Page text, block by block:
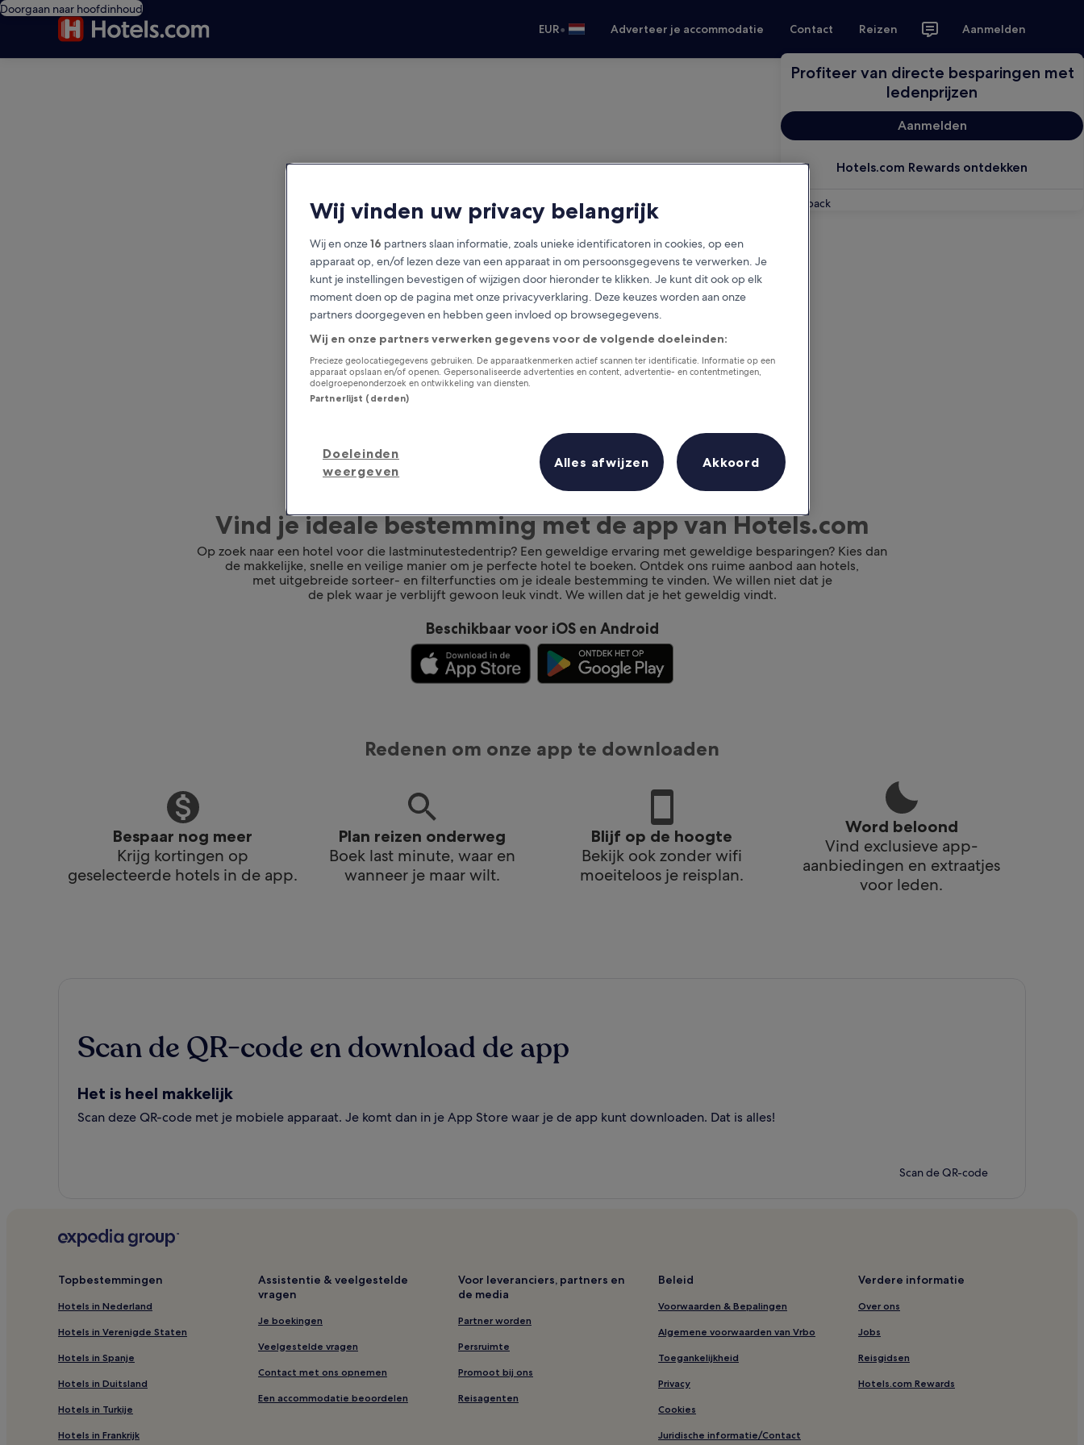
Doorgaan naar hoofdinhoud
EUR• Adverteer je accommodatie Contact Reizen Aanmelden
Profiteer van directe besparingen met
ledenprijzen
Aanmelden
Hotels.com Rewards ontdekken
Feedback
Vind je ideale bestemming met de app van Hotels.com
Op zoek naar een hotel voor die lastminutestedentrip? Een geweldige ervaring met geweldige besparingen? Kies dan
de makkelijke, snelle en veilige manier om je perfecte hotel te boeken. Ontdek ons ruime aanbod aan hotels,
met uitgebreide sorteer- en filterfuncties om je ideale bestemming te vinden. We willen niet dat je
de plek waar je verblijft gewoon leuk vindt. We willen dat je het geweldig vindt.
Beschikbaar voor iOS en Android
Redenen om onze app te downloaden
Bespaar nog meer
Krijg kortingen op
geselecteerde hotels in de app.
Plan reizen onderweg
Boek last minute, waar en
wanneer je maar wilt.
Blijf op de hoogte
Bekijk ook zonder wifi
moeiteloos je reisplan.
Word beloond
Vind exclusieve app-
aanbiedingen en extraatjes
voor leden.
Scan de QR-code en download de app
Het is heel makkelijk
Scan deze QR-code met je mobiele apparaat. Je komt dan in je App Store waar je de app kunt downloaden. Dat is alles!
Scan de QR-code
Topbestemmingen
Hotels in Nederland
Hotels in Verenigde Staten
Hotels in Spanje
Hotels in Duitsland
Hotels in Turkije
Hotels in Frankrijk
Assistentie & veelgestelde
vragen
Je boekingen
Veelgestelde vragen
Contact met ons opnemen
Een accommodatie beoordelen
Voor leveranciers, partners en
de media
Partner worden
Persruimte
Promoot bij ons
Reisagenten
Beleid
Voorwaarden & Bepalingen
Algemene voorwaarden van Vrbo
Toegankelijkheid
Privacy
Cookies
Juridische informatie/Contact
Verdere informatie
Over ons
Jobs
Reisgidsen
Hotels.com Rewards
Wij vinden uw privacy belangrijk
Wij en onze16 partners slaan informatie, zoals unieke identificatoren in cookies, op een
apparaat op, en/of lezen deze van een apparaat in om persoonsgegevens te verwerken. Je
kunt je instellingen bevestigen of wijzigen door hieronder te klikken. Je kunt dit ook op elk
moment doen op de pagina met onze privacyverklaring. Deze keuzes worden aan onze
partners doorgegeven en hebben geen invloed op browsegegevens.
Wij en onze partners verwerken gegevens voor de volgende doeleinden:
Precieze geolocatiegegevens gebruiken. De apparaatkenmerken actief scannen ter identificatie. Informatie op een
apparaat opslaan en/of openen. Gepersonaliseerde advertenties en content, advertentie- en contentmetingen,
doelgroepenonderzoek en ontwikkeling van diensten.
Partnerlijst (derden)
Doeleinden
weergeven
Alles afwijzen Akkoord